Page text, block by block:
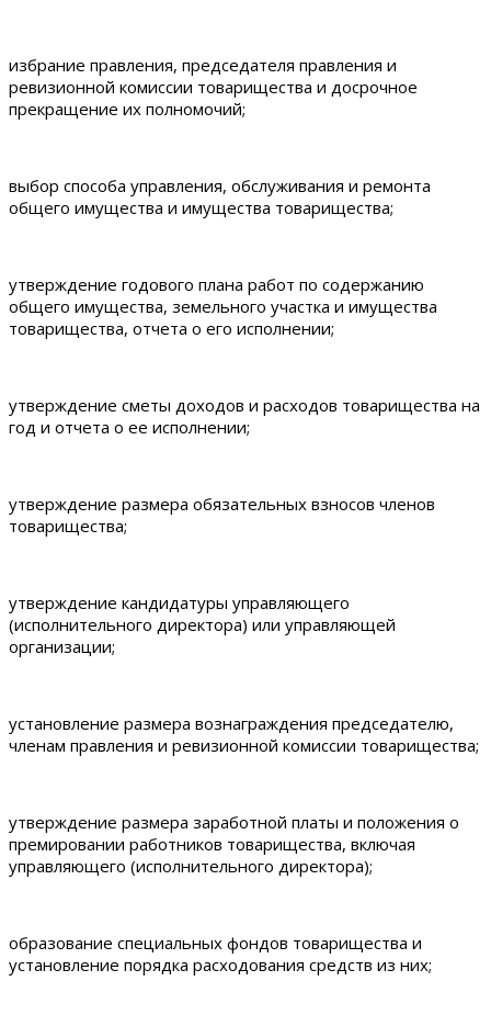
избрание правления, председателя правления и
ревизионной комиссии товарищества и досрочное
прекращение их полномочий;
выбор способа управления, обслуживания и ремонта
общего имущества и имущества товарищества;
утверждение годового плана работ по содержанию
общего имущества, земельного участка и имущества
товарищества, отчета о его исполнении;
утверждение сметы доходов и расходов товарищества на
год и отчета о ее исполнении;
утверждение размера обязательных взносов членов
товарищества;
утверждение кандидатуры управляющего
(исполнительного директора) или управляющей
организации;
установление размера вознаграждения председателю,
членам правления и ревизионной комиссии товарищества;
утверждение размера заработной платы и положения о
премировании работников товарищества, включая
управляющего (исполнительного директора);
образование специальных фондов товарищества и
установление порядка расходования средств из них;